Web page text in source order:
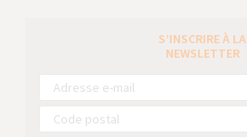
S’INSCRIRE À LA
NEWSLETTER